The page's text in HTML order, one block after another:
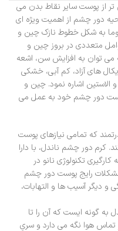
از پوست سایر نقاط بدن می
دور چشم از اهمیت ویژه ای
به شکل خطوط نازک چین و
متعددی در بروز چین و
توان به افزایش سن، اشعه
های آزاد، کم آبی، خشکی
اشاره نمود. چین و
دور چشم خود به عمل می
قدرتمند که تمامی نیازهای پوست
دور چشم ناندل، با دارا
تکنولوژی نانو در
رایج پوست دور چشم
دیگر آسیب ها و التهابات،
1 دورچشم ناندل به گونه ایست که آن را تا
تماس هوا نگه می دارد و سریِ